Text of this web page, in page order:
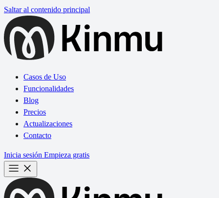
Saltar al contenido principal
Casos de Uso
Funcionalidades
Blog
Precios
Actualizaciones
Contacto
Inicia sesión Empieza gratis